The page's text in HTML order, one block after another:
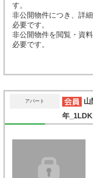
す。
非公開物件につき、詳
必要です。
非公開物件を閲覧・資
必要です。
アパート
山
年